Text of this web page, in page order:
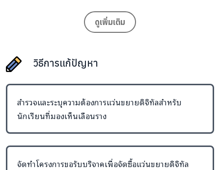
วิทยาลัยอาชีวศึกษาคนตาบอด ขอนแก่น : มีนักเรียนสายตา
เลือนราง จำนวน 13 คน
เลือนราง จำนวน 21 คน
โรงเรียนการศึกษาคนตาบอด นครราชสีมา : มีนักเรียนสายตา
โรงเรียนการศึกษาคนตาบอด แม่สาย (จังหวัดเชียงราย) : มี
ดูเพิ่มเติม
วิธีการแก้ปัญหา
สำรวจและระบุความต้องการแว่นขยายดิจิทัลสำหรับ
นักเรียนที่มองเห็นเลือนราง
จัดทำโครงการขอรับบริจาคเพื่อจัดซื้อแว่นขยายดิจิทัล